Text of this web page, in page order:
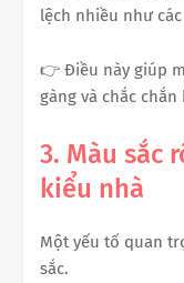
lệch nhiều như
👉 Điều này giúp
gàng và chắc chắn
3. Màu sắc
kiểu nhà
Một yếu tố quan
sắc.